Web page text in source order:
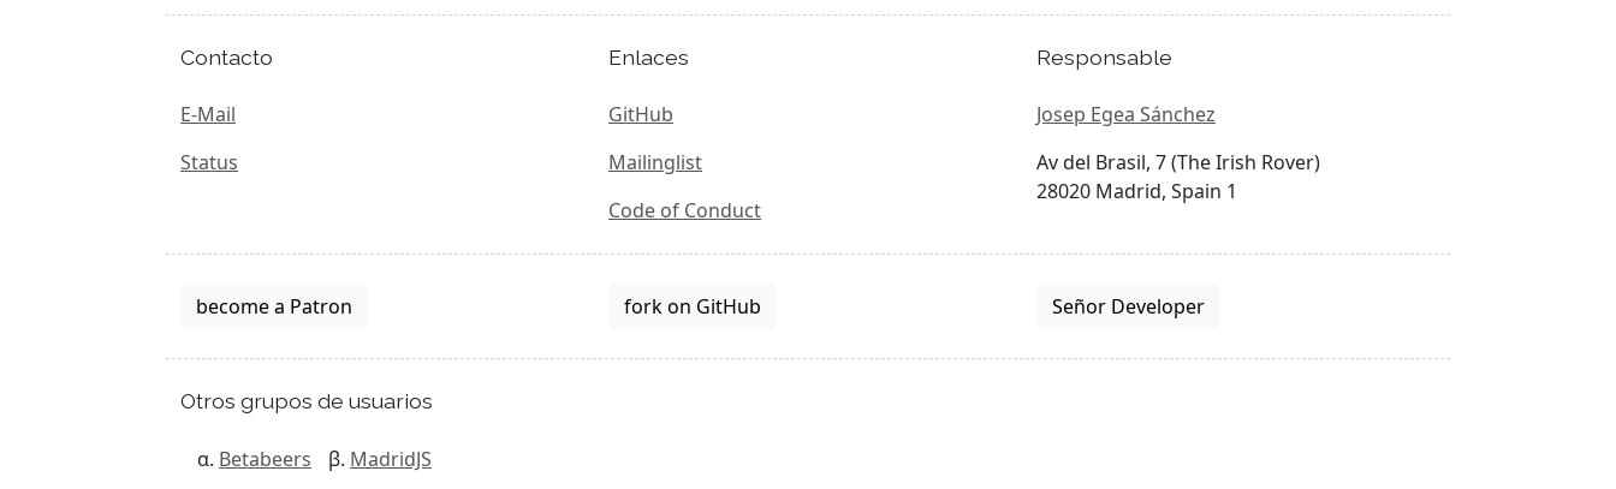
Contacto
E-Mail
Status
Enlaces
GitHub
Mailinglist
Code of Conduct
Responsable
Josep Egea Sánchez
Av del Brasil, 7 (The Irish Rover)
28020 Madrid, Spain 1
become a Patron fork on GitHub Señor Developer
Otros grupos de usuarios
Betabeers MadridJS